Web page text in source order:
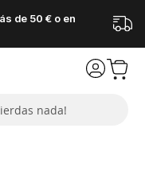
de 50 € o en